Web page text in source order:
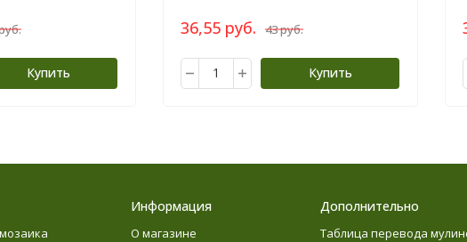
Купить
36,55 руб. 43 руб.
Купить
Информация
О магазине
Дополнительно
Таблица перевода